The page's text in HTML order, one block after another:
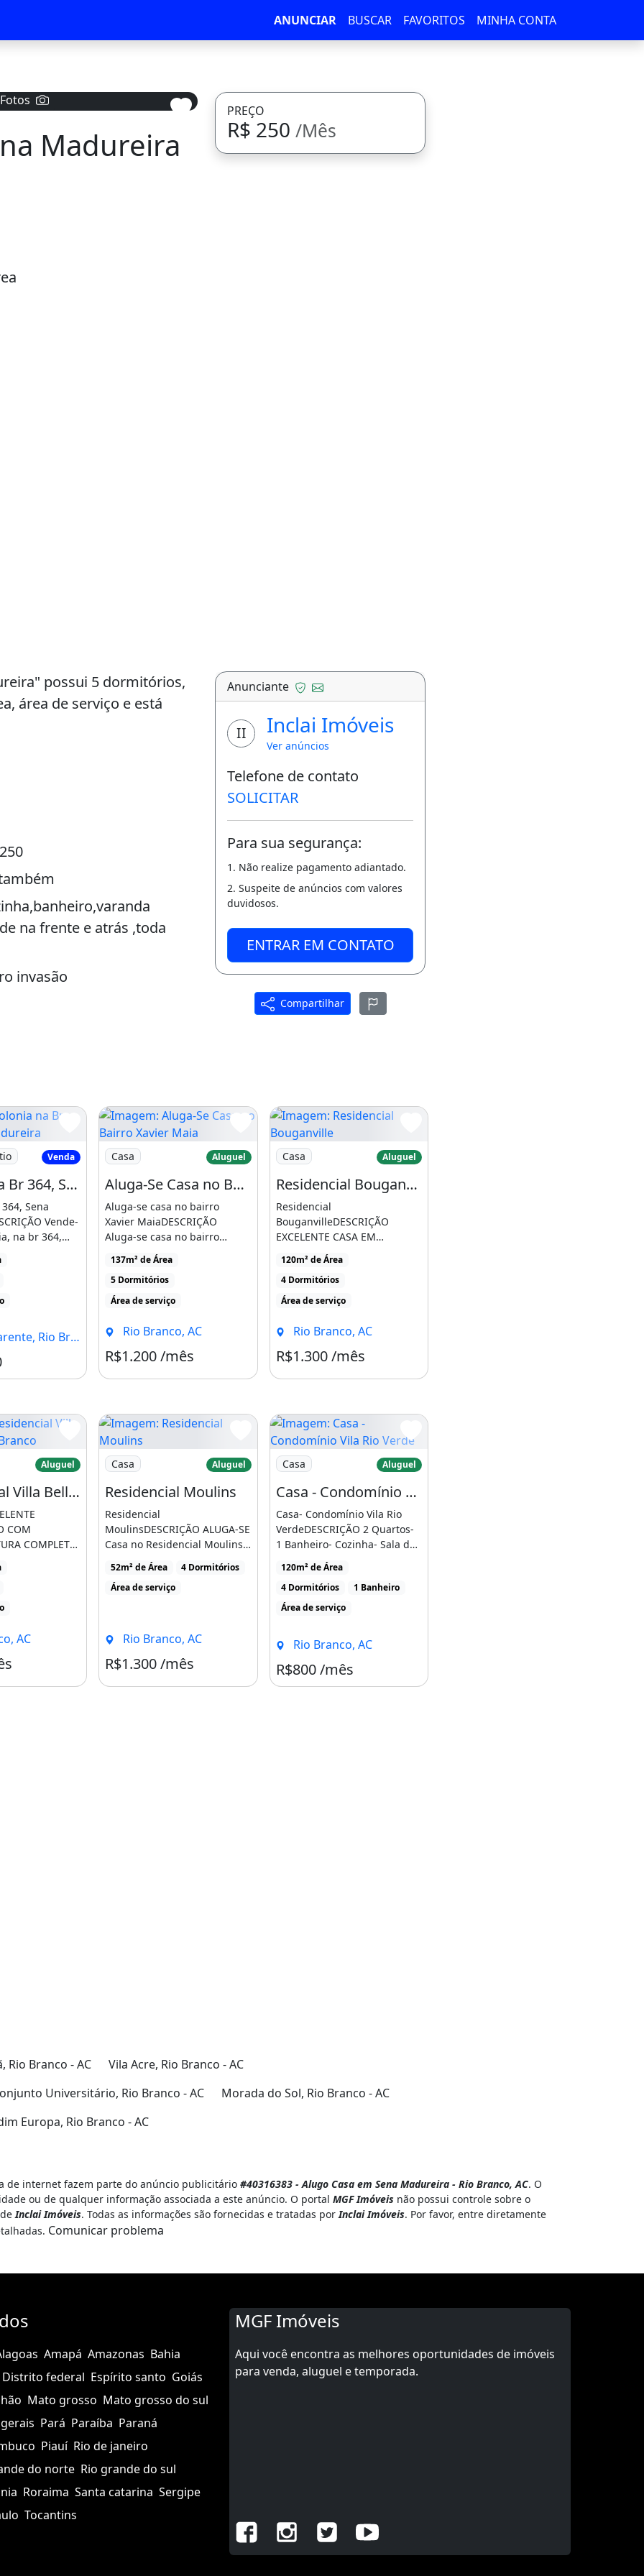
ANUNCIAR BUSCAR FAVORITOS MINHA CONTA
Madureira
PREÇO
R$ 250/Mês
possui 5 dormitórios,
área de serviço e está
na frente e atrás ,toda
invasão
vendo por 35.000 ou
,sala
na frente, poço, quintal
em sena Madureira
Anunciante
II Inclai Imóveis
Ver anúncios
Telefone de contato
SOLICITAR
Para sua segurança:
1. Não realize pagamento adiantado.
2. Suspeite de anúncios com valores
duvidosos.
ENTRAR EM CONTATO
Compartilhar
na Br 364, Sena Madureira
Venda
Colonia na Br 364, Sena Madureira
Sena
Vende-
na br 364,
[...]
Rio Branco - AC
Imagem: Aluga-Se Casa no Bairro Xavier Maia
Casa Aluguel
Aluga-Se Casa no Bairro Xavier Maia
Aluga-se casa no bairro
Xavier MaiaDESCRIÇÃO
Aluga-se casa no bairro
Xavier Maia. Ã³tima
localizaÃ§Ã£o. [...]
137m² de Área
5 Dormitórios
Área de serviço
Rio Branco, AC
R$1.200 /mês Condomínio R$180
Imagem: Residencial Bouganville
Casa Aluguel
Residencial Bouganville
Residencial
BouganvilleDESCRIÇÃO
EXCELENTE CASA EM
CONDOMINIO FECHADO,
COM 02 QUARTOS, SENDO
UM SUITE, [...]
120m² de Área
4 Dormitórios
Área de serviço
Rio Branco, AC
R$1.300 /mês
Villa Bella em Rio Branco
Aluguel
Residencial Villa Bella em Rio Branco
COM
COMPLETA,
SALA DE
[...]
AC
Condomínio R$340
Imagem: Residencial Moulins
Casa Aluguel
Residencial Moulins
Residencial
MoulinsDESCRIÇÃO ALUGA-SE
Casa no Residencial Moulins,
ao lado do Motel Classic,
próximo [...]
52m² de Área
4 Dormitórios
Área de serviço
Rio Branco, AC
R$1.300 /mês Condomínio R$1
Imagem: Casa - Condomínio Vila Rio Verde
Casa Aluguel
Casa - Condomínio Vila Rio Verde
Casa- Condomínio Vila Rio
VerdeDESCRIÇÃO 2 Quartos-
1 Banheiro- Cozinha- Sala de
EstarÁrea de Serviço- [...]
120m² de Área
4 Dormitórios
1 Banheiro
Área de serviço
Rio Branco, AC
R$800 /mês
Rio Branco - AC
Vila Acre, Rio Branco - AC
Universitário, Rio Branco - AC
Morada do Sol, Rio Branco - AC
Europa, Rio Branco - AC
de internet fazem parte do anúncio publicitário #40316383 - Alugo Casa em Sena Madureira - Rio Branco, AC. O
ou de qualquer informação associada a este anúncio. O portal MGF Imóveis não possui controle sobre o
deInclai Imóveis. Todas as informações são fornecidas e tratadas porInclai Imóveis. Por favor, entre diretamente
Comunicar problema
Amapá Amazonas Bahia
Distrito federal Espírito santo Goiás
Mato grosso Mato grosso do sul
Pará Paraíba Paraná
Piauí Rio de janeiro
do norte Rio grande do sul
Roraima Santa catarina Sergipe
Tocantins
MGF Imóveis
Aqui você encontra as melhores oportunidades de imóveis
para venda, aluguel e temporada.